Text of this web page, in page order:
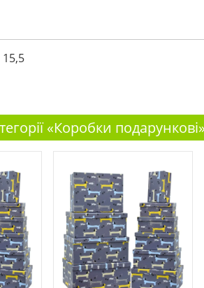
«Коробки